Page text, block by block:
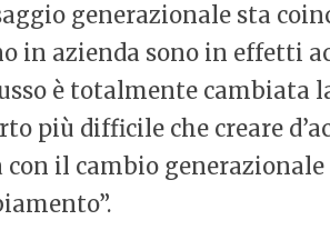
generazionale sta
in azienda sono in effetti
è totalmente cambiata
più difficile che creare
il cambio